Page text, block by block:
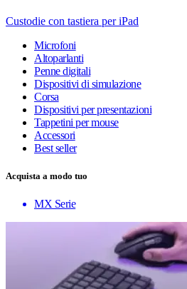
Custodie con tastiera per iPad
Microfoni
Altoparlanti
Penne digitali
Dispositivi di simulazione
Corsa
Dispositivi per presentazioni
Tappetini per mouse
Accessori
Best seller
Acquista a modo tuo
MX Serie